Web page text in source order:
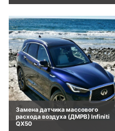
Замена датчика массового
расхода воздуха (ДМРВ) Infiniti
QX50